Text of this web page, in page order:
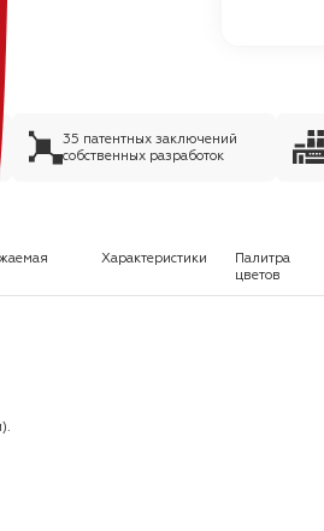
35 патентных заключений
собственных разработок
Характеристики
Палитра
цветов